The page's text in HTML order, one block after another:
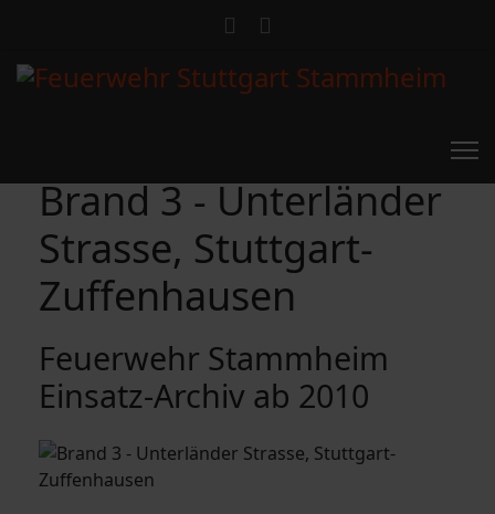
Feuerwehr Stammheim
Einsatz-Archiv ab 2010
Brand 3 - Unterländer
Strasse, Stuttgart-
Zuffenhausen